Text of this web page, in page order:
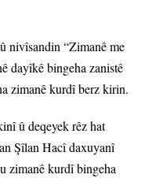
nivîsandin “Zimanê me
dayîkê bingeha zanistê
zimanê kurdî berz kirin.
û deqeyek rêz hat
Şîlan Hacî daxuyanî
zimanê kurdî bingeha